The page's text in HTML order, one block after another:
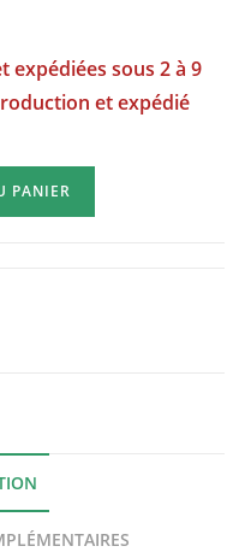
expédiées sous 2 à 9
et expédié
PANIER